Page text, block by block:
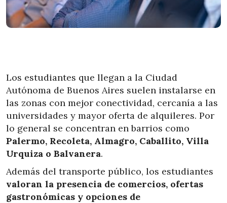
Los estudiantes que llegan a la Ciudad
Autónoma de Buenos Aires suelen instalarse en
las zonas con mejor conectividad, cercanía a las
universidades y mayor oferta de alquileres. Por
lo general se concentran en barrios como
Palermo, Recoleta, Almagro, Caballito, Villa
Urquiza o Balvanera.
Además del transporte público, los estudiantes
valoran la presencia de comercios, ofertas
gastronómicas y opciones de